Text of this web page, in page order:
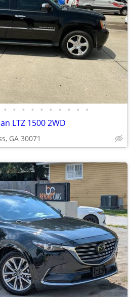
• • • • • • • • • •
LTZ 1500 2WD
GA 30071